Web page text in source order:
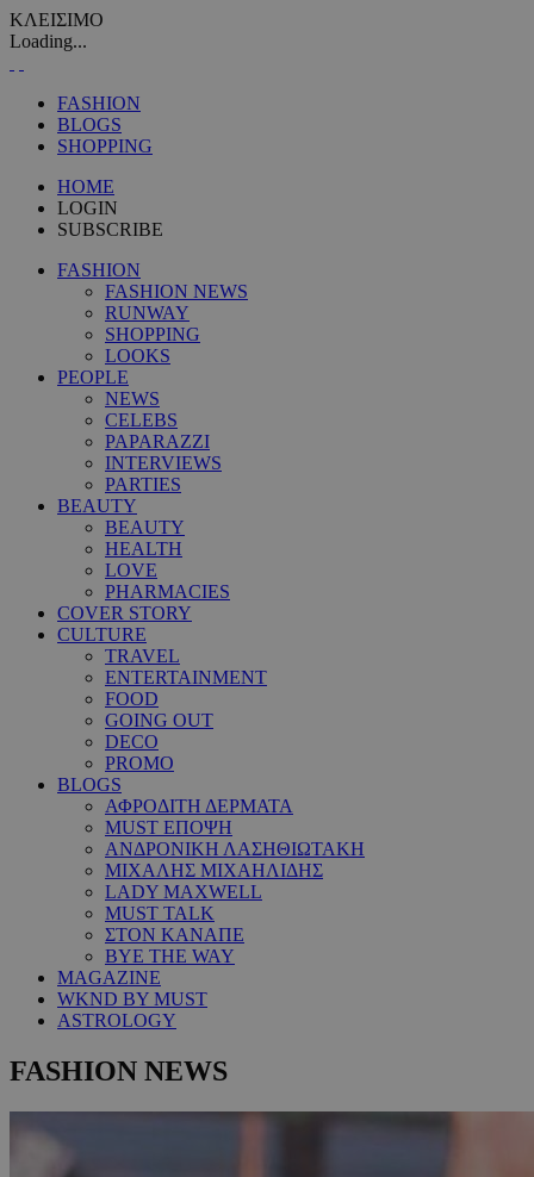
ΚΛΕΙΣΙΜΟ
Loading...
FASHION
BLOGS
SHOPPING
HOME
LOGIN
SUBSCRIBE
FASHION
FASHION NEWS
RUNWAY
SHOPPING
LOOKS
PEOPLE
NEWS
CELEBS
PAPARAZZI
INTERVIEWS
PARTIES
BEAUTY
BEAUTY
HEALTH
LOVE
PHARMACIES
COVER STORY
CULTURE
TRAVEL
ENTERTAINMENT
FOOD
GOING OUT
DECO
PROMO
BLOGS
ΑΦΡΟΔΙΤΗ ΔΕΡΜΑΤΑ
MUST ΕΠΟΨΗ
ΑΝΔΡΟΝΙΚΗ ΛΑΣΗΘΙΩΤΑΚΗ
ΜΙΧΑΛΗΣ ΜΙΧΑΗΛΙΔΗΣ
LADY MAXWELL
MUST TALK
ΣΤΟΝ ΚΑΝΑΠΕ
BYE THE WAY
MAGAZINE
WKND BY MUST
ASTROLOGY
FASHION NEWS